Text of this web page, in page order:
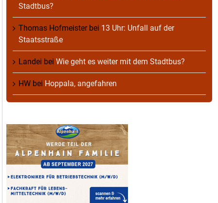
Stadtbus?
Thomas Hofmeisterbei 13 Uhr: Unfall auf der
Staatsstraße
Landei bei Wie geht es weiter mit dem Stadtbus?
HW bei Hoppala, angefahren